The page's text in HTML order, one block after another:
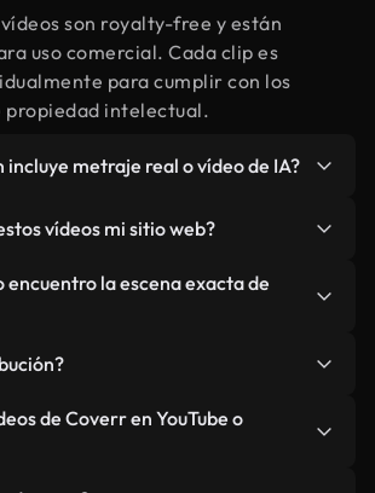
son royalty-free y están
uso comercial. Cada clip es
para cumplir con los
propiedad intelectual.
incluye metraje real o vídeo de IA?
Autodefensa y vídeos generados
claramente etiquetado.
vídeos mi sitio web?
nuestras versiones optimizadas
específicamente para uso de
LCP.
encuentro la escena exacta de
la escena, como "Autodefensa al
IA la generará en segundos
estándares.
Todos los vídeos en nuestra
free, aunque siempre se
de Coverr en YouTube o